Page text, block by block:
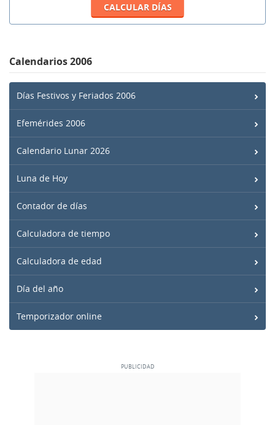
Calendarios 2006
Días Festivos y Feriados 2006
Efemérides 2006
Calendario Lunar 2026
Luna de Hoy
Contador de días
Calculadora de tiempo
Calculadora de edad
Día del año
Temporizador online